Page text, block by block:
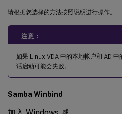
请根据您选择的方法按照说明进行操作。
注意：
如果 Linux VDA 中的本地帐户和 AD
话启动可能会失败。
Samba Winbind